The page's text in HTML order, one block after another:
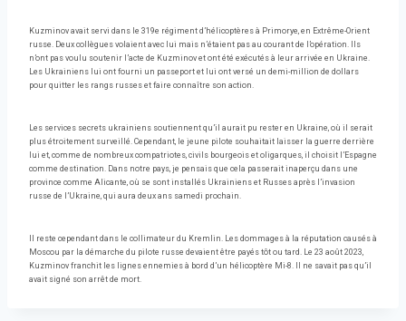
Kuzminov avait servi dans le 319e régiment d’hélicoptères à Primorye, en Extrême-Orient
russe. Deux collègues volaient avec lui mais n’étaient pas au courant de l’opération. Ils
n’ont pas voulu soutenir l’acte de Kuzminov et ont été exécutés à leur arrivée en Ukraine.
Les Ukrainiens lui ont fourni un passeport et lui ont versé un demi-million de dollars
pour quitter les rangs russes et faire connaître son action.
Les services secrets ukrainiens soutiennent qu’il aurait pu rester en Ukraine, où il serait
plus étroitement surveillé. Cependant, le jeune pilote souhaitait laisser la guerre derrière
lui et, comme de nombreux compatriotes, civils bourgeois et oligarques, il choisit l’Espagne
comme destination. Dans notre pays, je pensais que cela passerait inaperçu dans une
province comme Alicante, où se sont installés Ukrainiens et Russes après l’invasion
russe de l’Ukraine, qui aura deux ans samedi prochain.
Il reste cependant dans le collimateur du Kremlin. Les dommages à la réputation causés à
Moscou par la démarche du pilote russe devaient être payés tôt ou tard. Le 23 août 2023,
Kuzminov franchit les lignes ennemies à bord d’un hélicoptère Mi-8. Il ne savait pas qu’il
avait signé son arrêt de mort.